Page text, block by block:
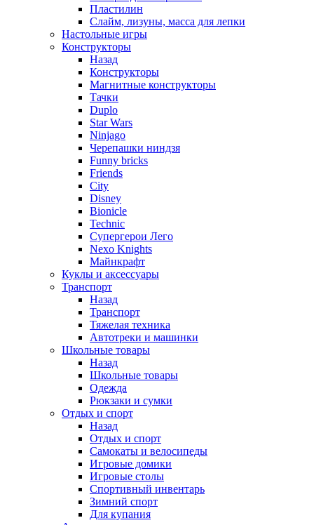
Пластилин
Слайм, лизуны, масса для лепки
Настольные игры
Конструкторы
Назад
Конструкторы
Магнитные конструкторы
Тачки
Duplo
Star Wars
Ninjago
Черепашки ниндзя
Funny bricks
Friends
City
Disney
Bionicle
Technic
Супергерои Лего
Nexo Knights
Майнкрафт
Куклы и аксессуары
Транспорт
Назад
Транспорт
Тяжелая техника
Автотреки и машинки
Школьные товары
Назад
Школьные товары
Одежда
Рюкзаки и сумки
Отдых и спорт
Назад
Отдых и спорт
Самокаты и велосипеды
Игровые домики
Игровые столы
Спортивный инвентарь
Зимний спорт
Для купания